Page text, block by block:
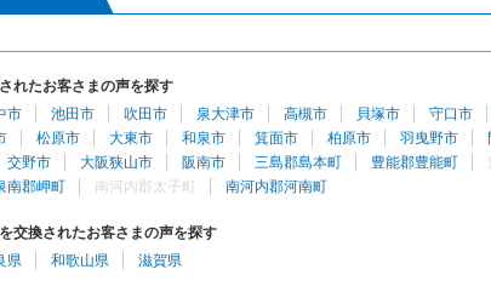
れたお客さまの声を探す
市
池田市 吹田市 泉大津市 高槻市 貝塚市 守口市
松原市 大東市 和泉市 箕面市 柏原市 羽曳野市
交野市
大阪狭山市 阪南市 三島郡島本町 豊能郡豊能町
南郡岬町
南河内郡太子町 南河内郡河南町
交換されたお客さまの声を探す
県
和歌山県 滋賀県